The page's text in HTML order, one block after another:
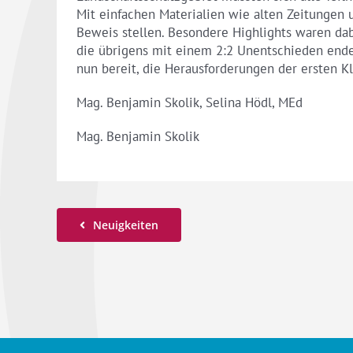
Mit einfachen Materialien wie alten Zeitungen
Beweis stellen. Besondere Highlights waren
die übrigens mit einem 2:2 Unentschieden
nun bereit, die Herausforderungen der ersten
Mag. Benjamin Skolik, Selina Hödl, MEd
Mag. Benjamin Skolik
Neuigkeiten